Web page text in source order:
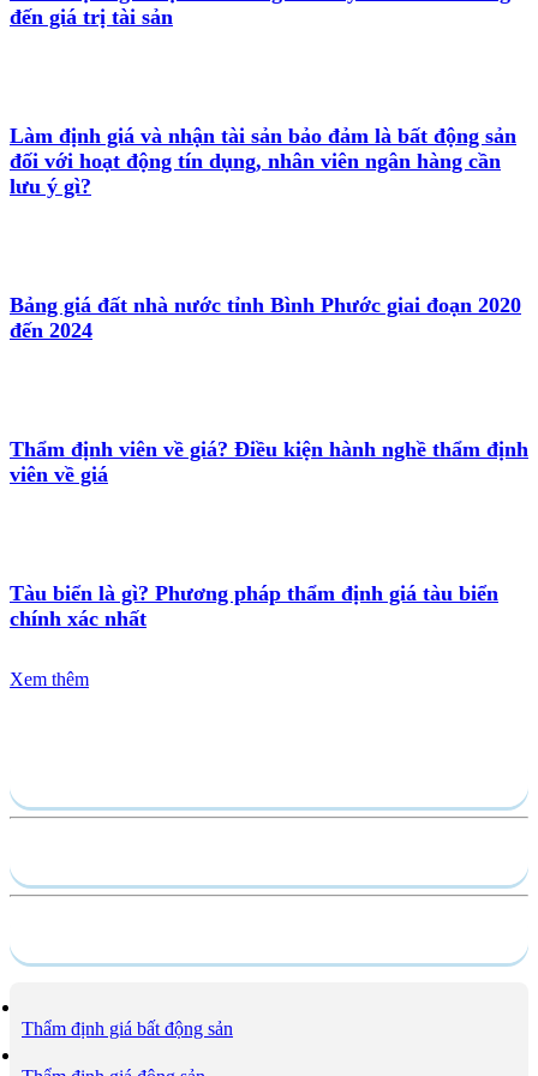
đến giá trị tài sản
Làm định giá và nhận tài sản bảo đảm là bất động sản
đối với hoạt động tín dụng, nhân viên ngân hàng cần
lưu ý gì?
Bảng giá đất nhà nước tỉnh Bình Phước giai đoạn 2020
đến 2024
Thẩm định viên về giá? Điều kiện hành nghề thẩm định
viên về giá
Tàu biển là gì? Phương pháp thẩm định giá tàu biển
chính xác nhất
Xem thêm
Thẩm định giá bất động sản